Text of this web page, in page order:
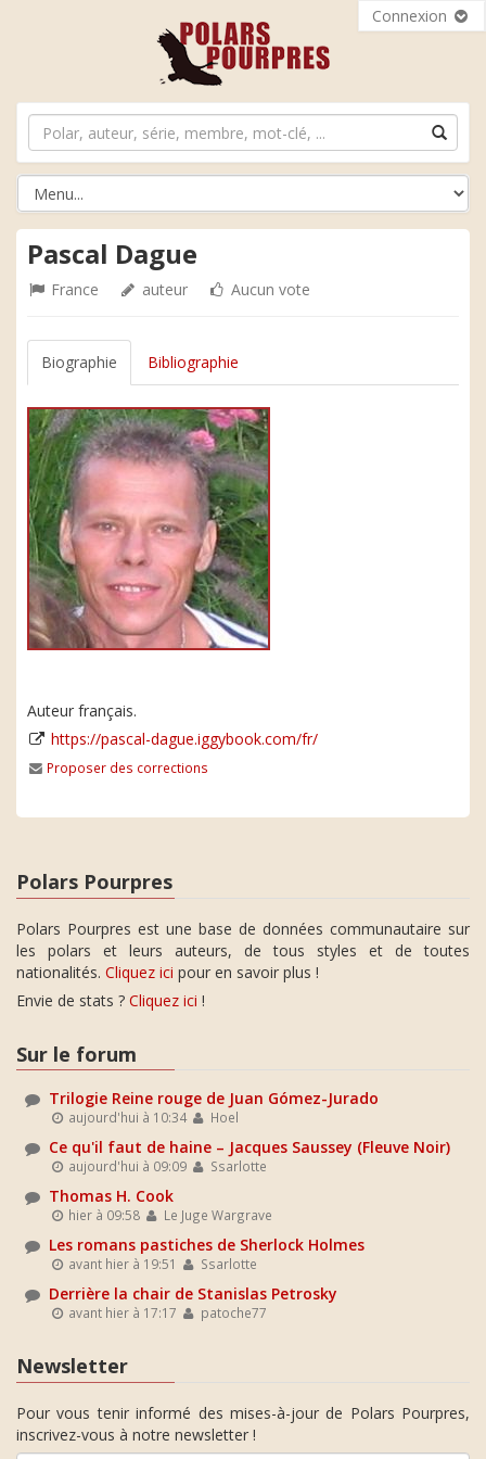
Connexion
Pascal Dague
France auteur Aucun vote
Biographie Bibliographie
Auteur français.
https://pascal-dague.iggybook.com/fr/
Proposer des corrections
Polars Pourpres
Polars Pourpres est une base de données communautaire sur
les polars et leurs auteurs, de tous styles et de toutes
nationalités. Cliquez ici pour en savoir plus !
Envie de stats ? Cliquez ici !
Sur le forum
Trilogie Reine rouge de Juan Gómez-Jurado
aujourd'hui à 10:34 Hoel
Ce qu'il faut de haine – Jacques Saussey (Fleuve Noir)
aujourd'hui à 09:09 Ssarlotte
Thomas H. Cook
hier à 09:58 Le Juge Wargrave
Les romans pastiches de Sherlock Holmes
avant hier à 19:51 Ssarlotte
Derrière la chair de Stanislas Petrosky
avant hier à 17:17 patoche77
Newsletter
Pour vous tenir informé des mises-à-jour de Polars Pourpres,
inscrivez-vous à notre newsletter !